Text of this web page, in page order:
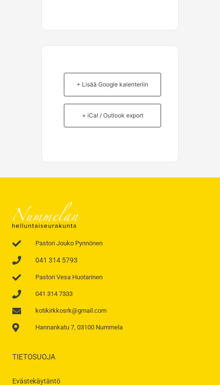
+ Lisää Google kalenteriin
+ iCal / Outlook export
Pastori Jouko Pynnönen
041 314 5793
Pastori Vesa Huotarinen
041 314 7333
kotikirkkosrk@gmail.com
Hannankatu 7, 03100 Nummela
TIETOSUOJA
Evästekäytäntö